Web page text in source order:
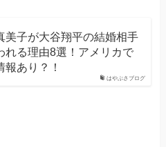
はやぶさブログ
美子が大谷翔平の結婚相手
れる理由8選！アメリカで
報あり？！